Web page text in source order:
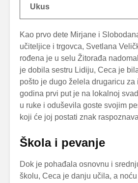
Ukus
Kao prvo dete Mirjane i
učiteljice i trgovca, Svetlana
rođena je u selu Žitorađa
je dobila sestru Lidiju, Ceca je
pošto je dugo želela drugaricu za
godina prvi put je na lokalnoj
u ruke i oduševila goste svojim
koji će joj postati znak
Škola i pevanje
Dok je pohađala osnovnu i
školu, Ceca je danju učila, a